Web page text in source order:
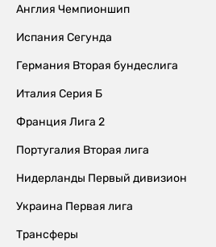
Англия Чемпионшип
Испания Сегунда
Германия Вторая бундеслига
Италия Серия Б
Франция Лига 2
Португалия Вторая лига
Нидерланды Первый дивизион
Украина Первая лига
Трансферы